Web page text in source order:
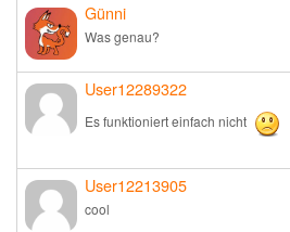
Günni
Was genau?
User12289322
Es funktioniert einfach nicht
User12213905
cool